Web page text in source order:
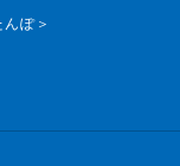
ぽ＞